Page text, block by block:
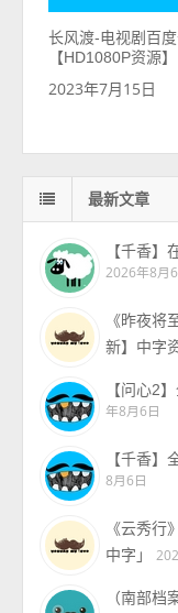
长风渡-电视剧百
【HD1080P资源】
2023年7月15日
最新文章
【千香
2026年8月
《昨夜将
新】中字
【问心2
年8月6日
【千香】
8月6日
《云秀行
中字」
（南部